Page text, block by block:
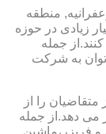
منطقه
زیادی در حوزه
جمله
به شرکت
را از
می دهد.از جمله
و فریزر،ماشین